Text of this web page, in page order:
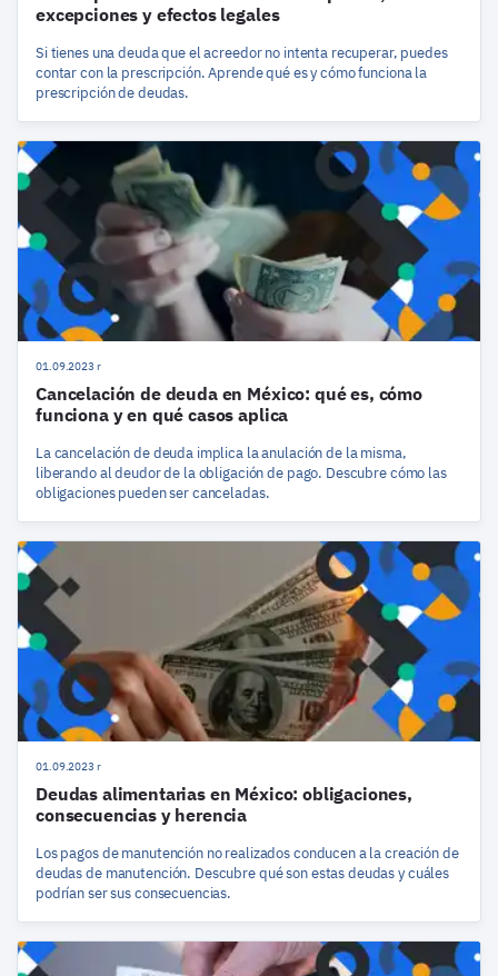
excepciones y efectos legales
Si tienes una deuda que el acreedor no intenta recuperar, puedes
contar con la prescripción. Aprende qué es y cómo funciona la
prescripción de deudas.
01.09.2023 r
Cancelación de deuda en México: qué es, cómo
funciona y en qué casos aplica
La cancelación de deuda implica la anulación de la misma,
liberando al deudor de la obligación de pago. Descubre cómo las
obligaciones pueden ser canceladas.
01.09.2023 r
Deudas alimentarias en México: obligaciones,
consecuencias y herencia
Los pagos de manutención no realizados conducen a la creación de
deudas de manutención. Descubre qué son estas deudas y cuáles
podrían ser sus consecuencias.